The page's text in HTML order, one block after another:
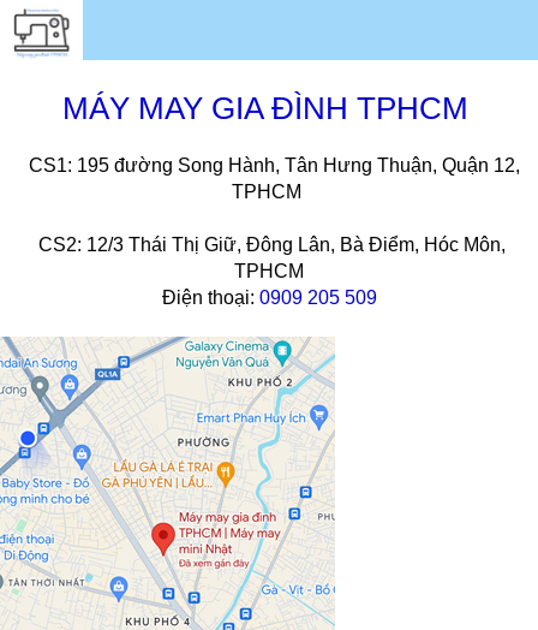
MÁY MAY GIA ĐÌNH TPHCM
CS1: 195 đường Song Hành, Tân Hưng Thuận, Quận 12,
TPHCM
CS2: 12/3 Thái Thị Giữ, Đông Lân, Bà Điểm, Hóc Môn,
TPHCM
Điện thoại: 0909 205 509